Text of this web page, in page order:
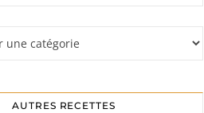
AUTRES RECETTES